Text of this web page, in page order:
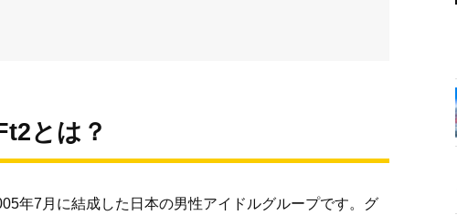
とは？
年7月に結成した日本の男性アイドルグループです。グ